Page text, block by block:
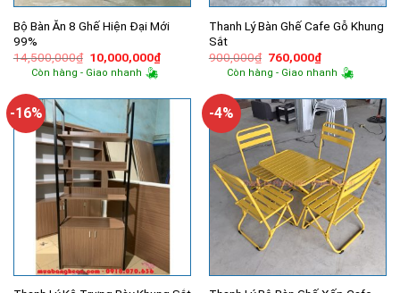
Bộ Bàn Ăn 8 Ghế Hiện Đại Mới
99%
14,500,000₫ Giá
gốc
là:
10,000,000₫Giá
hiện
10,000,000₫.
Còn hàng - Giao nhanh
Thanh Lý Bàn Ghế Cafe Gỗ Khung
Sắt
900,000₫ Giá
gốc
là:
760,000₫Giá
hiện
tại
760,000₫.
Còn hàng - Giao nhanh
-16% -4%